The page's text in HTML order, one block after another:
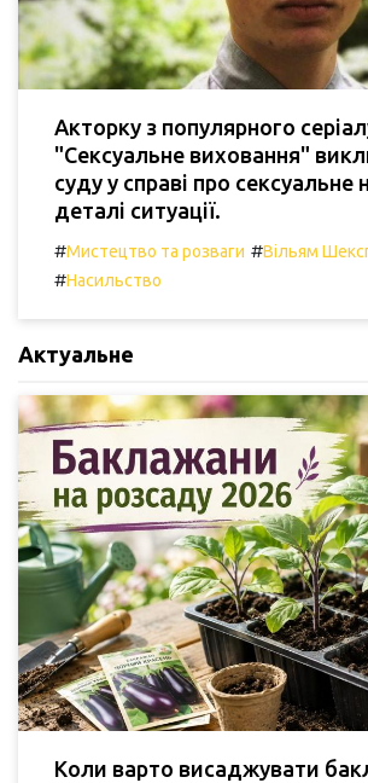
Акторку з популярного
"Сексуальне виховання"
суду у справі про сексуальне
деталі ситуації.
#Мистецтво та розваги #Вільям
#Насильство
Актуальне
Коли варто висаджувати